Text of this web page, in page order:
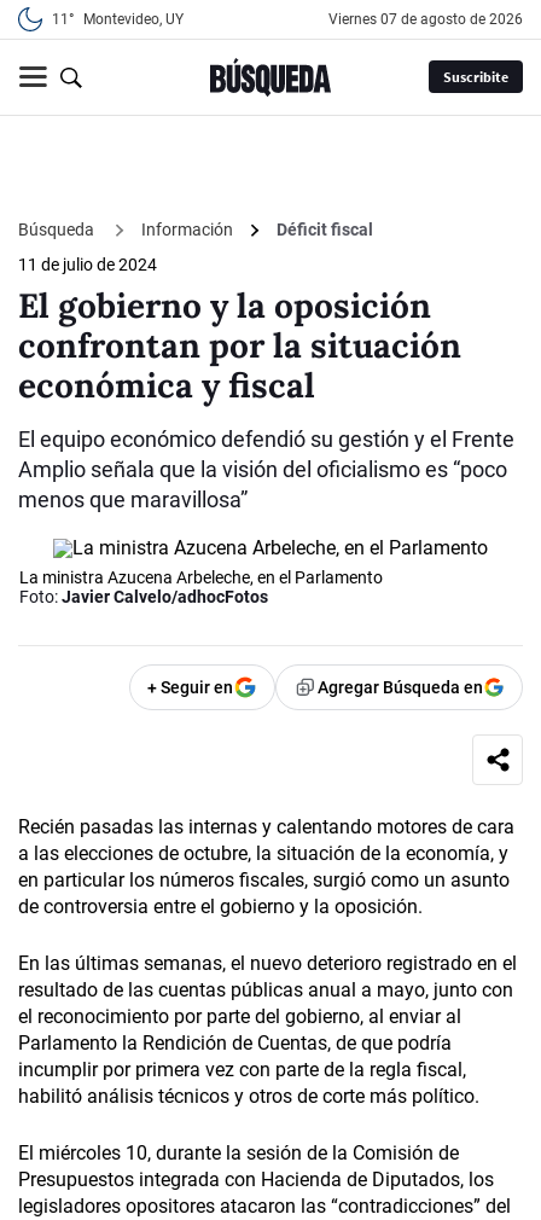
11° Montevideo, UY viernes 07 de agosto de 2026
Suscribite
Búsqueda Información
Déficit fiscal
11 de julio de 2024
El gobierno y la oposición
confrontan por la situación
económica y fiscal
El equipo económico defendió su gestión y el Frente
Amplio señala que la visión del oficialismo es “poco
menos que maravillosa”
La ministra Azucena Arbeleche, en el Parlamento
Foto:Javier Calvelo/adhocFotos
+ Seguir en Agregar Búsqueda en
Recién pasadas las internas y calentando motores de cara
a las elecciones de octubre, la situación de la economía, y
en particular los números fiscales, surgió como un asunto
de controversia entre el gobierno y la oposición.
En las últimas semanas, el nuevo deterioro registrado en el
resultado de las cuentas públicas anual a mayo, junto con
el reconocimiento por parte del gobierno, al enviar al
Parlamento la Rendición de Cuentas, de que podría
incumplir por primera vez con parte de la regla fiscal,
habilitó análisis técnicos y otros de corte más político.
El miércoles 10, durante la sesión de la Comisión de
Presupuestos integrada con Hacienda de Diputados, los
legisladores opositores atacaron las “contradicciones” del